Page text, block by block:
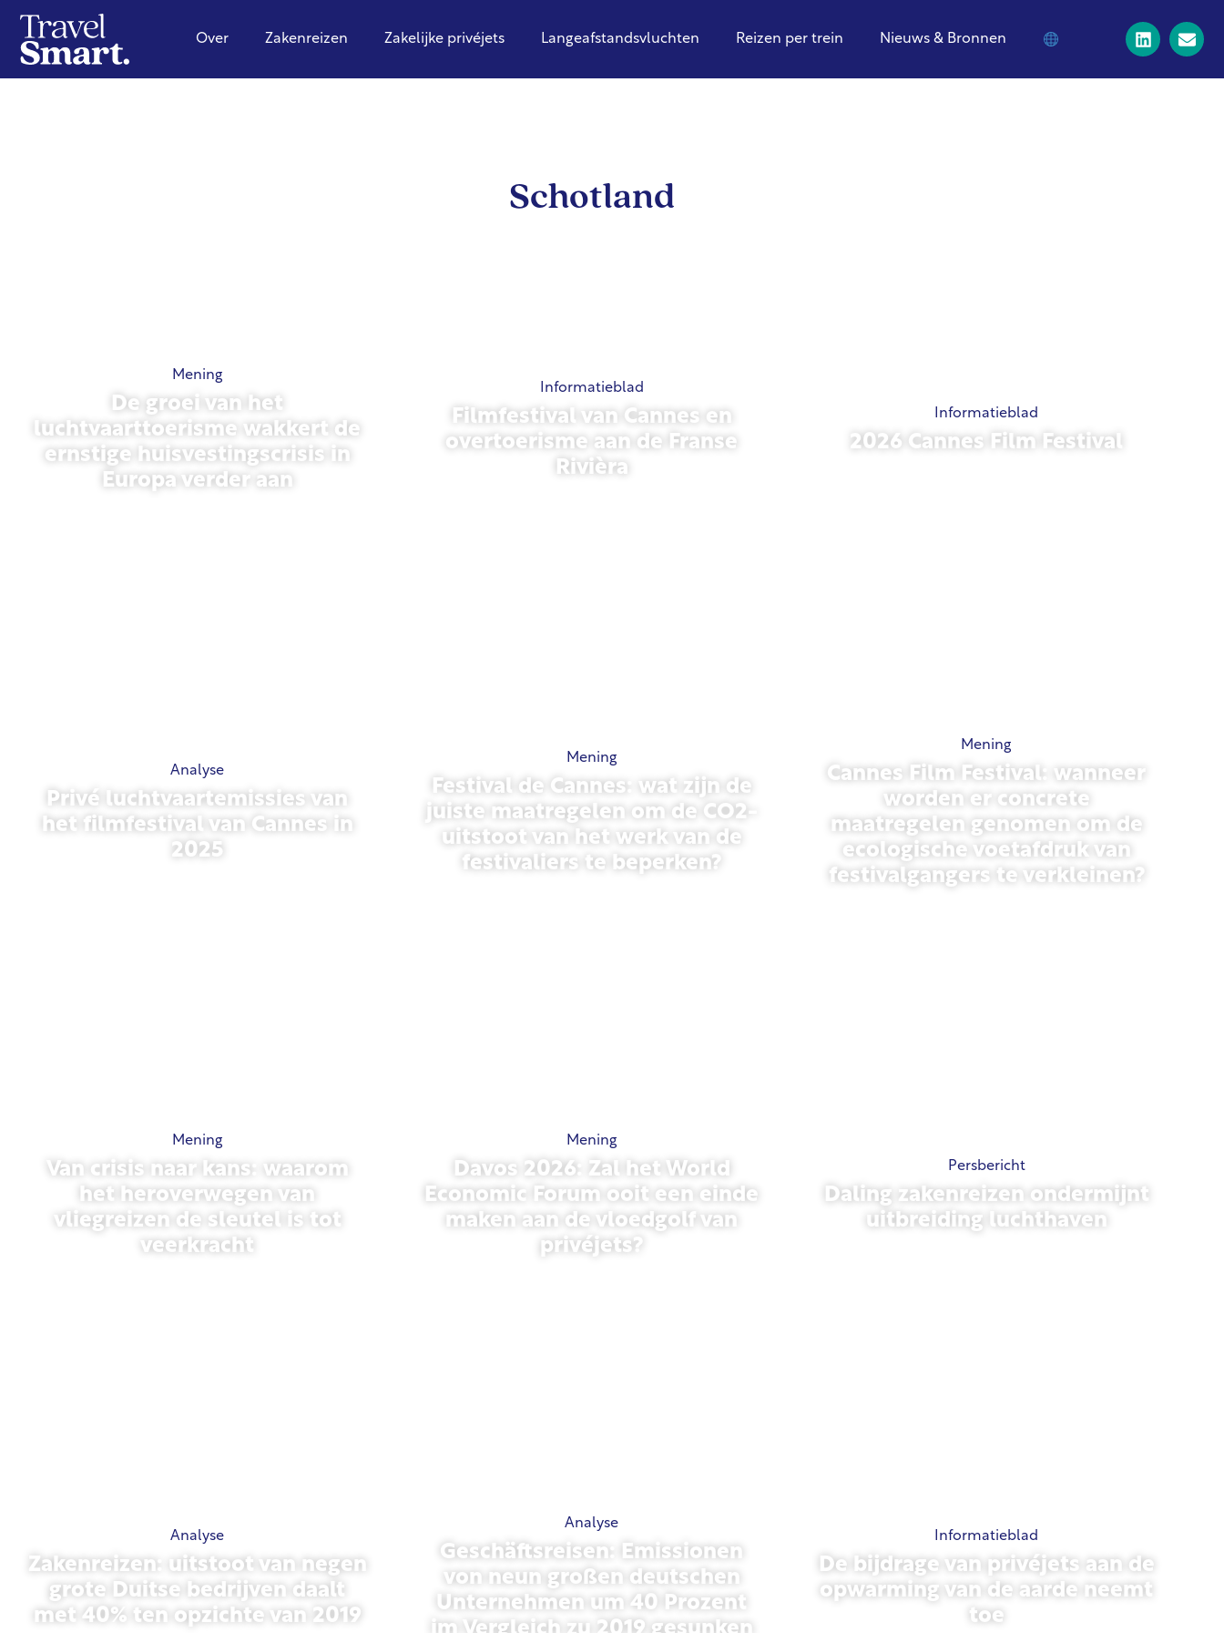
Over Zakenreizen Zakelijke privéjets Langeafstandsvluchten Reizen per trein Nieuws & Bronnen
Schotland
Mening
De groei van het
luchtvaarttoerisme wakkert de
ernstige huisvestingscrisis in
Europa verder aan
Informatieblad
Filmfestival van Cannes en
overtoerisme aan de Franse
Rivièra
Informatieblad
2026 Cannes Film Festival
Analyse
Privé luchtvaartemissies van
het filmfestival van Cannes in
2025
Mening
Festival de Cannes: wat zijn de
juiste maatregelen om de CO2-
uitstoot van het werk van de
festivaliers te beperken?
Mening
Cannes Film Festival: wanneer
worden er concrete
maatregelen genomen om de
ecologische voetafdruk van
festivalgangers te verkleinen?
Mening
Van crisis naar kans: waarom
het heroverwegen van
vliegreizen de sleutel is tot
veerkracht
Mening
Davos 2026: Zal het World
Economic Forum ooit een einde
maken aan de vloedgolf van
privéjets?
Persbericht
Daling zakenreizen ondermijnt
uitbreiding luchthaven
Analyse
Zakenreizen: uitstoot van negen
grote Duitse bedrijven daalt
met 40% ten opzichte van 2019
Analyse
Geschäftsreisen: Emissionen
von neun großen deutschen
Unternehmen um 40 Prozent
Informatieblad
De bijdrage van privéjets aan de
opwarming van de aarde neemt
toe